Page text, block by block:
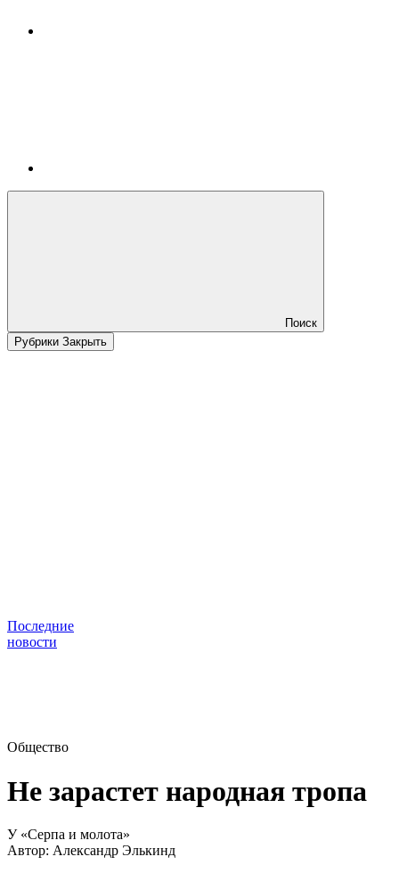
Поиск
Рубрики Закрыть
Последние
новости
Общество
Не зарастет народная тропа
У «Серпа и молота»
Автор: Александр Элькинд